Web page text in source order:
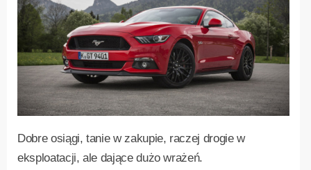
Dobre osiągi, tanie w zakupie, raczej drogie w
eksploatacji, ale dające dużo wrażeń.